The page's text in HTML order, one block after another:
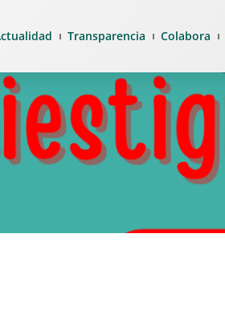
Transparencia Colabora